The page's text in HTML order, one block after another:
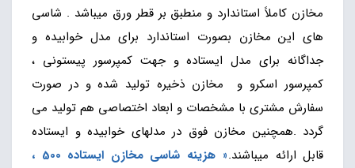
مخازن کاملاً استاندارد و منطبق بر قطر ورق میباشد . شاسی
های این مخازن بصورت استاندارد برای مدل خوابیده و
جداگانه برای مدل ایستاده و جهت کمپرسور پیستونی ،
کمپرسور اسکرو و مخازن ذخیره تولید شده و در صورت
سفارش مشتری با مشخصات و ابعاد اختصاصی هم تولید می
گردد .همچنین مخازن فوق در مدلهای خوابیده و ایستاده
قابل ارائه میباشند.«
هزینه شاسی مخازن ایستاده 500 ،